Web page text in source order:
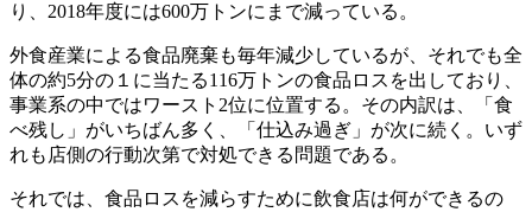
り、2018年度には600万トンにまで減っている。
外食産業による食品廃棄も毎年減少しているが、それでも全
体の約5分の１に当たる116万トンの食品ロスを出しており、
事業系の中ではワースト2位に位置する。その内訳は、「食
べ残し」がいちばん多く、「仕込み過ぎ」が次に続く。いず
れも店側の行動次第で対処できる問題である。
それでは、食品ロスを減らすために飲食店は何ができるの